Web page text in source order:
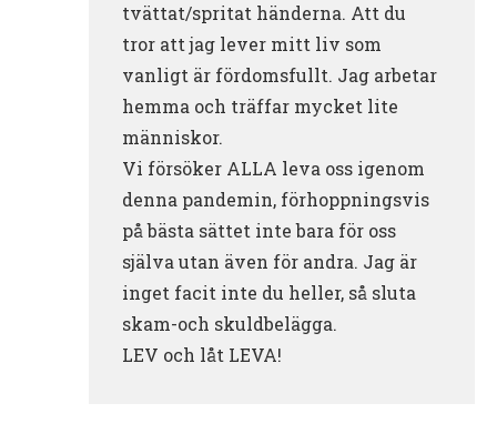
tvättat/spritat händerna. Att du
tror att jag lever mitt liv som
vanligt är fördomsfullt. Jag arbetar
hemma och träffar mycket lite
människor.
Vi försöker ALLA leva oss igenom
denna pandemin, förhoppningsvis
på bästa sättet inte bara för oss
själva utan även för andra. Jag är
inget facit inte du heller, så sluta
skam-och skuldbelägga.
LEV och låt LEVA!